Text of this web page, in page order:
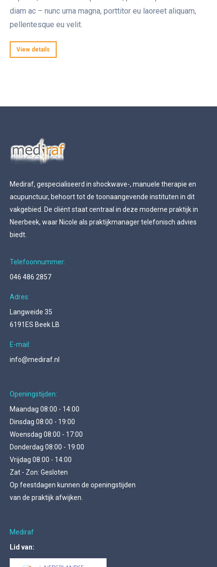
diam ac – nunc urna magna, porttitor eu laoreet aliquam,
pellentesque eu velit.
View details
Mediraf, gespecialiseerd in shockwave-, manuele therapie en
acupunctuur, behoort tot de toonaangevende instituten in dit
vakgebied. De cliënt staat centraal in deze moderne praktijk in
Neerbeek, waar Nicole als praktijkmanager telefonisch advies
biedt.
Telefoonnummer:
046 486 2857
Adres:
Langweide 35
6191ES Beek LB
E-mail:
info@mediraf.nl
Openingstijden:
Maandag 08:00 - 14:00
Dinsdag 08:00 - 19:00
Woensdag 08:00 - 17:00
Donderdag 08:00 - 19:00
Vrijdag 08:00 - 14:00
Zat - Zon: Gesloten
Op feestdagen kunnen de openingstijden
van de praktijk afwijken.
Mediraf
Lid van: